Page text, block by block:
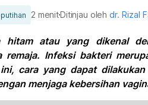
2 menitDitinjau olehdr. Rizal
hitam atau yang dikenal
remaja. Infeksi bakteri
cara yang dapat
menjaga kebersihan